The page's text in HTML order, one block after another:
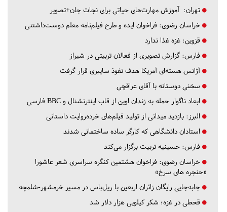
تهران: آموزش مهارت‌های حیاتی برای نجات جان+تصویر
خراسان رضوی: فراخوان ایده و طرح فیلم‌نامه معلم دوست‌داشتنی
قزوین: غزه غذا ندارد
فارس: گزارش تصویری از فعالان تربیتی در شیراز
آژانس هسته‌ای آمریکا هدف نفوذ سایبری قرار گرفت
سخنی دوستانه با آقای عراقچی
ابعاد ناگوار حمله به زندان اوین از قاب اینترنشنال و BBC فارسی
البرز: بازدید میدانی از تولید فیلم‌های خرده‌روایت داستانی
استادان دانشگاهی که کارگر ساده ساختمانی شدند
فارس: حسینیه تربیت برگزار می‌کند
خراسان رضوی: فراخوان هشتمین کنگره سراسری شعر عاشورا
«حنجره های سرخ»
جابه‌جایی رایگان زائران اربعین با ریل‌باس در مسیر خرمشهر-شلمچه
قحطی در غزه؛ شکر کیلویی هزار دلار شد